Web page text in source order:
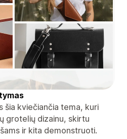
šia kviečiančia tema, kuri
grotelių dizainu, skirtu
ir kita demonstruoti.